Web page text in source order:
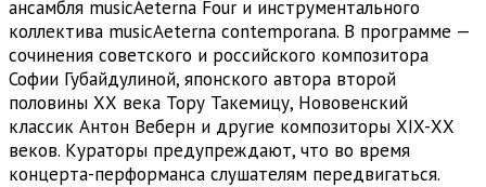
ансамбля musicAeterna Four и инструментального
коллектива musicAeterna contemporana. В программе —
сочинения советского и российского композитора
Софии Губайдулиной, японского автора второй
половины ХХ века Тору Такемицу, Нововенский
классик Антон Веберн и другие композиторы XIX-ХХ
веков. Кураторы предупреждают, что во время
концерта-перформанса слушателям передвигаться.